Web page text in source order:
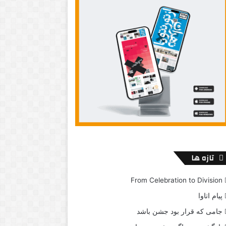
تازه ها
From Celebration to Division
پیام اتاوا
جامی که قرار بود جشن باشد